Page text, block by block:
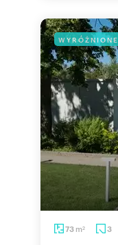
WYRÓŻNIONE
73 m2 3